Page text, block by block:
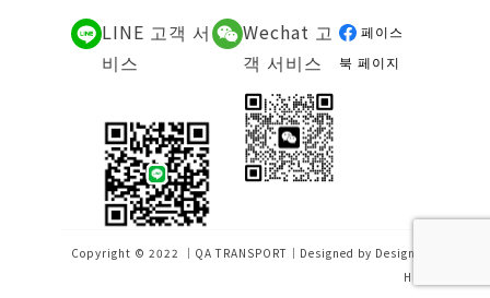
LINE 고객 서
비스
Wechat 고
객 서비스
페이스
북 페이지
Copyright © 2022 ｜QA TRANSPORT｜Designed by Design-
Hu